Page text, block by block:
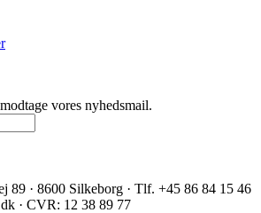
vores nyhedsmail.
89 · 8600 Silkeborg · Tlf. +45 86 84 15 46
· CVR: 12 38 89 77